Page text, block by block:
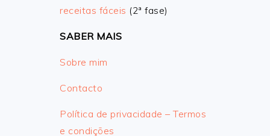
receitas fáceis (2ª fase)
SABER MAIS
Sobre mim
Contacto
Política de privacidade – Termos
e condições